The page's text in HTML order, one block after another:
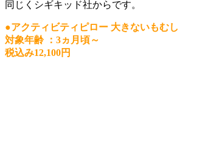
同じくシギキッド社からです。
●アクティビティピロー 大きないもむし
対象年齢 ：3ヵ月頃～
税込み12,100円